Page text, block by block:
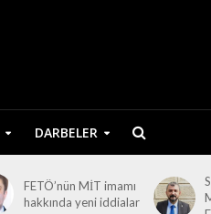
DARBELER
FETÖ’nün MİT imamı
hakkında yeni iddialar